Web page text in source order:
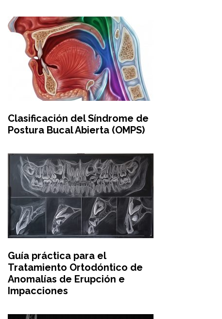
Clasificación del Síndrome de
Postura Bucal Abierta (OMPS)
Guía práctica para el
Tratamiento Ortodóntico de
Anomalías de Erupción e
Impacciones